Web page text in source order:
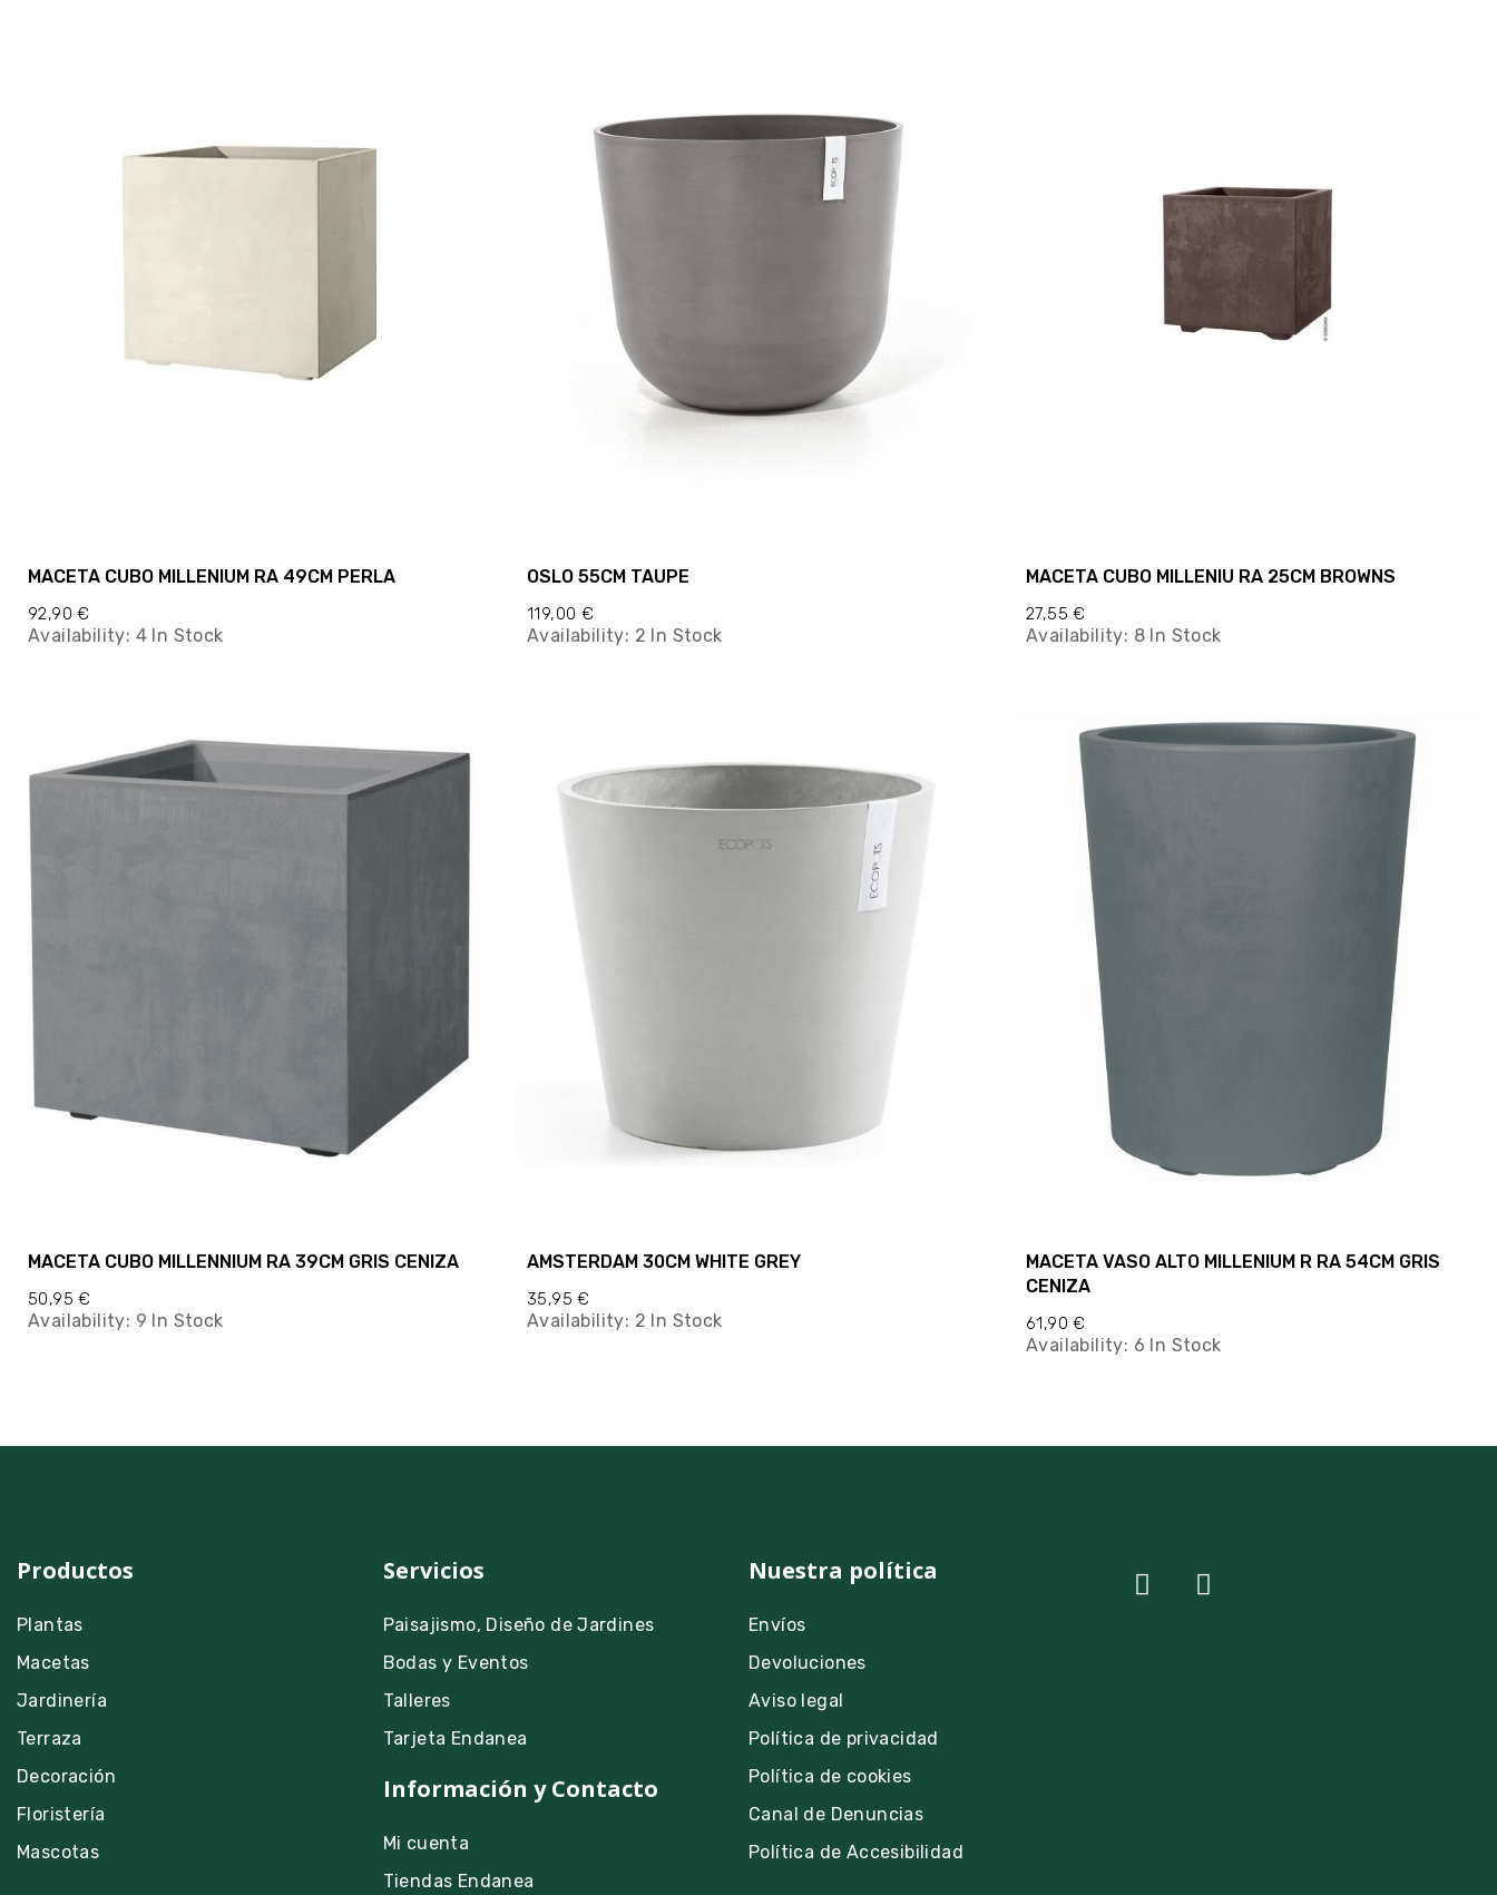
MACETA CUBO MILLENIUM RA 49CM PERLA
92,90 €
Availability: 4 In Stock
OSLO 55CM TAUPE
119,00 €
Availability: 2 In Stock
MACETA CUBO MILLENIU RA 25CM BROWNS
27,55 €
Availability: 8 In Stock
MACETA CUBO MILLENNIUM RA 39CM GRIS CENIZA
50,95 €
Availability: 9 In Stock
AMSTERDAM 30CM WHITE GREY
35,95 €
Availability: 2 In Stock
MACETA VASO ALTO MILLENIUM R RA 54CM GRIS
CENIZA
61,90 €
Availability: 6 In Stock
Productos
Plantas
Macetas
Jardinería
Terraza
Decoración
Floristería
Mascotas
Servicios
Paisajismo, Diseño de Jardines
Bodas y Eventos
Talleres
Tarjeta Endanea
Información y Contacto
Mi cuenta
Tiendas Endanea
Nuestra política
Envíos
Devoluciones
Aviso legal
Política de privacidad
Política de cookies
Canal de Denuncias
Política de Accesibilidad